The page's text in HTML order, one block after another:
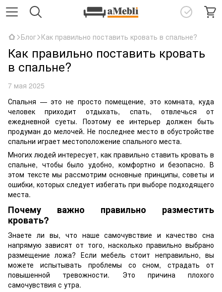
Блог Как правильно поставить кровать в спальне?
Как правильно поставить кровать
в спальне?
7 мая 2025
Спальня — это не просто помещение, это комната, куда
человек приходит отдыхать, спать, отвлечься от
ежедневной суеты. Поэтому ее интерьер должен быть
продуман до мелочей. Не последнее место в обустройстве
спальни играет местоположение спального места.
Многих людей интересует, как правильно ставить кровать в
спальне, чтобы было удобно, комфортно и безопасно. В
этом тексте мы рассмотрим основные принципы, советы и
ошибки, которых следует избегать при выборе подходящего
места.
Почему важно правильно разместить
кровать?
Знаете ли вы, что наше самочувствие и качество сна
напрямую зависят от того, насколько правильно выбрано
размещение ложа? Если мебель стоит неправильно, вы
можете испытывать проблемы со сном, страдать от
повышенной тревожности. Это причина плохого
самочувствия с утра.